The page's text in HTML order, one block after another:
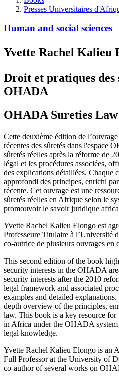
Presses Universitaires
Human and social sciences
Yvette Rachel Kalieu
Droit et pratiques des
OHADA
OHADA Sureties
Cette deuxième édition de
récentes des sûretés dans l'espace
sûretés réelles après la réforme de
légal et les procédures associées,
des explications détaillées. Chaque
approfondi des principes, enrichi
récente. Cet ouvrage est une
sûretés réelles en Afrique selon le
promouvoir le savoir juridique
Yvette Rachel Kalieu Elongo est
Professeure Titulaire à l’Université
co-autrice de plusieurs ouvrages
This second edition of the book
security interests in the OHADA
security interests after the 2010
legal framework and associated
examples and detailed
depth overview of the principles,
law. This book is a key resource for
in Africa under the OHADA
legal knowledge.
Yvette Rachel Kalieu Elongo is an
Full Professor at the University of
co-author of several works on